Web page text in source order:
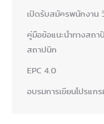
เปิดรับสมัครพนักงาน
คู่มือข้อแนะนำทางสถ
สถาปนิก
EPC 4.0
อบรมการเขียนโปรแก